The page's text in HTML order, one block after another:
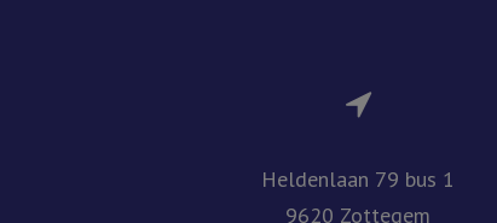
Heldenlaan 79 bus 1
9620 Zottegem